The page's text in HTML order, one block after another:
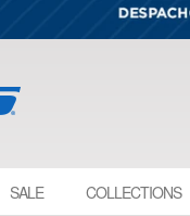
SALE COLLECTIONS